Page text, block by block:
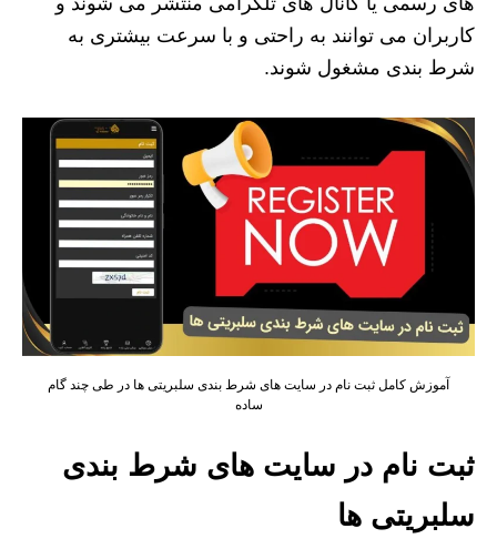
کاربران می توانند به راحتی و با سرعت بیشتری به
شرط‌ بندی مشغول شوند.
آموزش کامل ثبت نام در سایت های شرط بندی سلبریتی ها در طی چند گام
ساده
ثبت نام در سایت های شرط بندی
سلبریتی ها